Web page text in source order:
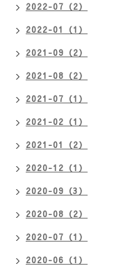
2022-07（2）
2022-01（1）
2021-09（2）
2021-08（2）
2021-07（1）
2021-02（1）
2021-01（2）
2020-12（1）
2020-09（3）
2020-08（2）
2020-07（1）
2020-06（1）